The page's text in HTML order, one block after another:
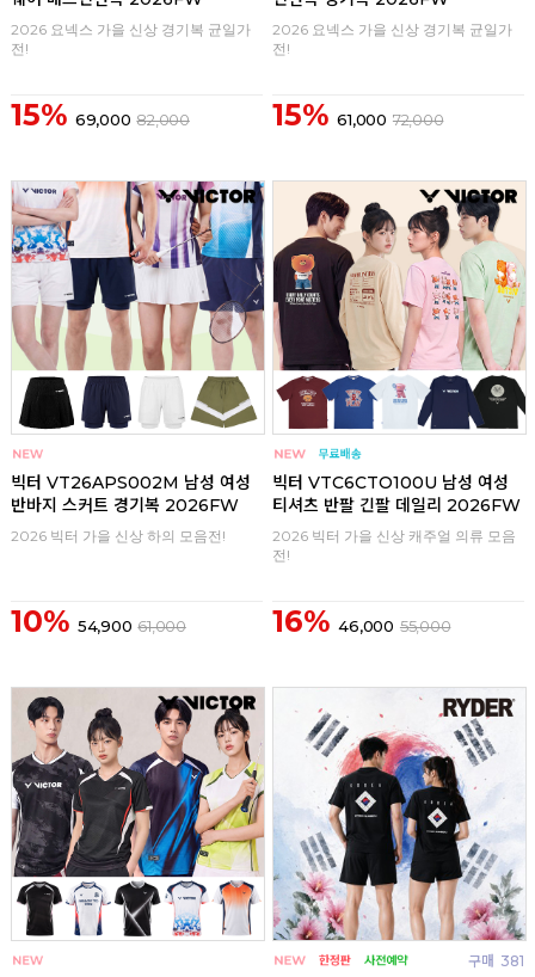
2026 요넥스 가을 신상 경기복 균일가
전!
15% 69,000 82,000
2026 요넥스 가을 신상 경기복 균일가
전!
15% 61,000 72,000
빅터 VT26APS002M 남성 여성
반바지 스커트 경기복 2026FW
2026 빅터 가을 신상 하의 모음전!
10% 54,900 61,000
빅터 VTC6CTO100U 남성 여성
티셔츠 반팔 긴팔 데일리 2026FW
2026 빅터 가을 신상 캐주얼 의류 모음
전!
16% 46,000 55,000
구매 381